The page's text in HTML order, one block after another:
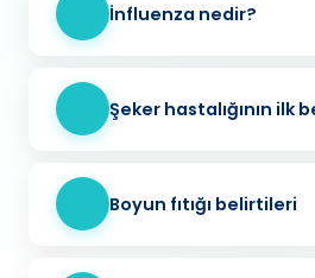
İnfluenza nedir?
Şeker hastalığının ilk
Boyun fıtığı belirtileri